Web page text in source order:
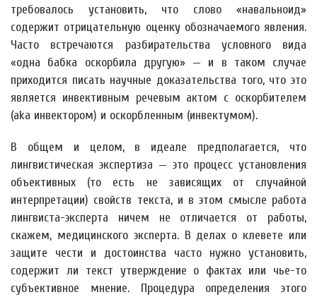
требовалось установить, что слово «навальноид»
содержит отрицательную оценку обозначаемого явления.
Часто встречаются разбирательства условного вида
«одна бабка оскорбила другую» — и в таком случае
приходится писать научные доказательства того, что это
является инвективным речевым актом с оскорбителем
(aka инвектором) и оскорбленным (инвектумом).
В общем и целом, в идеале предполагается, что
лингвистическая экспертиза — это процесс установления
объективных (то есть не зависящих от случайной
интерпретации) свойств текста, и в этом смысле работа
лингвиста-эксперта ничем не отличается от работы,
скажем, медицинского эксперта. В делах о клевете или
защите чести и достоинства часто нужно установить,
содержит ли текст утверждение о фактах или чье-то
субъективное мнение. Процедура определения этого